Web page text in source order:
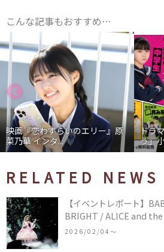
こんな記事もおすすめ…
映画『恋わずらいのエリー』原
菜乃華 インタ...
ドラ
う」
RELATED NEWS
【イベントレポート】
BRIGHT / ALICE and
COLLECTION in TOKYO
2026/02/04〜